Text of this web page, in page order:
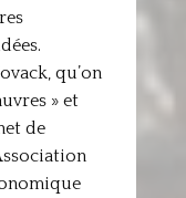
qu’on
» et
de